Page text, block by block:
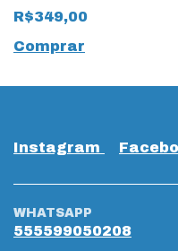
Natural 18652
Reversível Ambar
R$349,00
Comprar
Instagram
WHATSAPP
555599050208